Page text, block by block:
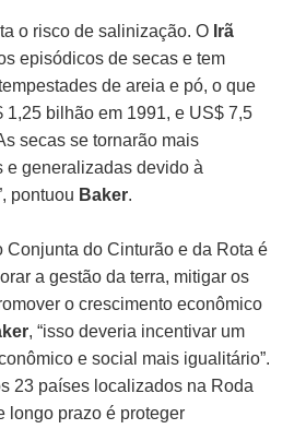
o risco de salinização. O Irã
episódicos de secas e tem
de areia e pó, o que
1,25 bilhão em 1991, e US$ 7,5
secas se tornarão mais
e generalizadas devido à
pontuou Baker.
Conjunta do Cinturão e da Rota é
a gestão da terra, mitigar os
o crescimento econômico
, “isso deveria incentivar um
e social mais igualitário”.
23 países localizados na Roda
longo prazo é proteger